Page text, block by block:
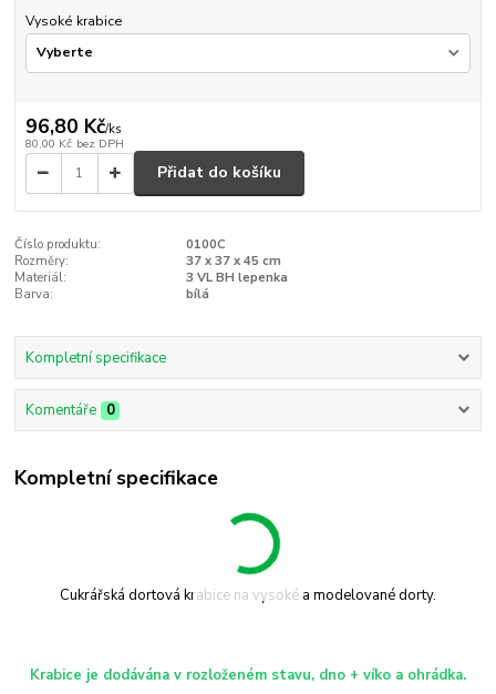
Vysoké krabice
96,80 Kč/ks
80,00 Kč bez DPH
Přidat do košíku
Číslo produktu:
0100C
Rozměry:
37 x 37 x 45 cm
Materiál:
3 VL BH lepenka
Barva:
bílá
Kompletní specifikace
Komentáře 0
Kompletní specifikace
Cukrářská dortová krabice na vysoké a modelované dorty.
Krabice je dodávána v rozloženém stavu, dno + víko a ohrádka.